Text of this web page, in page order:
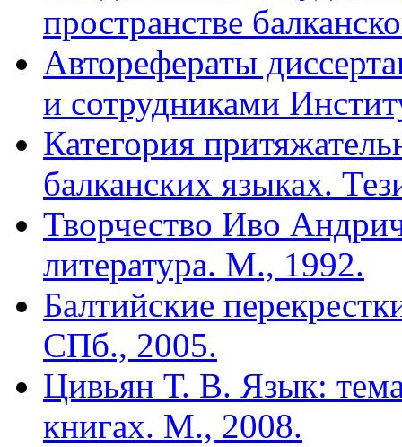
пространстве
Авторефераты
и сотрудниками
Категория
балканских языках.
Творчество Иво
литература. М., 1992.
Балтийские
СПб., 2005.
Цивьян Т. В. Язык:
книгах. М., 2008.